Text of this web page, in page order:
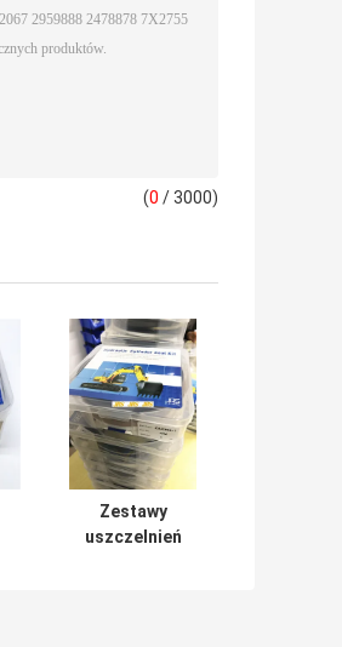
(0 / 3000)
Zestawy
uszczelnień